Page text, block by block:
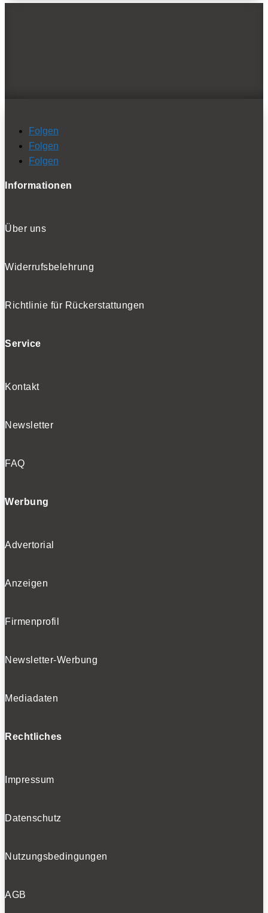
Folgen
Folgen
Folgen
Informationen
Über uns
Widerrufsbelehrung
Richtlinie für Rückerstattungen
Service
Kontakt
Newsletter
FAQ
Werbung
Advertorial
Anzeigen
Firmenprofil
Newsletter-Werbung
Mediadaten
Rechtliches
Impressum
Datenschutz
Nutzungsbedingungen
AGB